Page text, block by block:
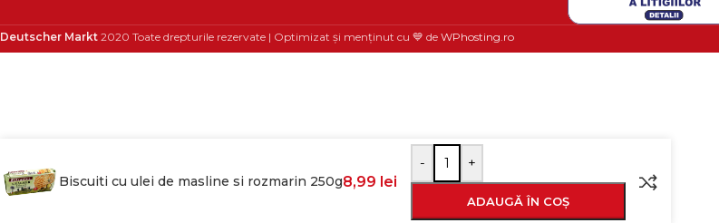
Deutscher Markt 2020 Toate drepturile rezervate | Optimizat și menținut cu 💙 de WPhosting.ro
Biscuiti cu ulei de masline si rozmarin 250g8,99 lei
- +
ADAUGĂ ÎN COȘ